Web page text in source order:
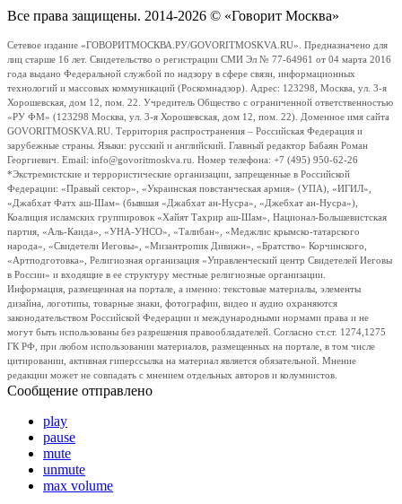
Все права защищены. 2014-2026 © «Говорит Москва»
Сетевое издание «ГОВОРИТМОСКВА.РУ/GOVORITMOSKVA.RU». Предназначено для
лиц старше 16 лет. Свидетельство о регистрации СМИ Эл № 77-64961 от 04 марта 2016
года выдано Федеральной службой по надзору в сфере связи, информационных
технологий и массовых коммуникаций (Роскомнадзор). Адрес: 123298, Москва, ул. 3-я
Хорошевская, дом 12, пом. 22. Учредитель Общество с ограниченной ответственностью
«РУ ФМ» (123298 Москва, ул. 3-я Хорошевская, дом 12, пом. 22). Доменное имя сайта
GOVORITMOSKVA.RU. Территория распространения – Российская Федерация и
зарубежные страны. Языки: русский и английский. Главный редактор Бабаян Роман
Георгиевич. Email: info@govoritmoskva.ru. Номер телефона: +7 (495) 950-62-26
*Экстремистские и террористические организации, запрещенные в Российской
Федерации: «Правый сектор», «Украинская повстанческая армия» (УПА), «ИГИЛ»,
«Джабхат Фатх аш-Шам» (бывшая «Джабхат ан-Нусра», «Джебхат ан-Нусра»),
Коалиция исламских группировок «Хайят Тахрир аш-Шам», Национал-Большевистская
партия, «Аль-Каида», «УНА-УНСО», «Талибан», «Меджлис крымско-татарского
народа», «Свидетели Иеговы», «Мизантропик Дивижн», «Братство» Корчинского,
«Артподготовка», Религиозная организация «Управленческий центр Свидетелей Иеговы
в России» и входящие в ее структуру местные религиозные организации.
Информация, размещенная на портале, а именно: текстовые материалы, элементы
дизайна, логотипы, товарные знаки, фотографии, видео и аудио охраняются
законодательством Российской Федерации и международными нормами права и не
могут быть использованы без разрешения правообладателей. Согласно ст.ст. 1274,1275
ГК РФ, при любом использовании материалов, размещенных на портале, в том числе
цитировании, активная гиперссылка на материал является обязательной. Мнение
редакции может не совпадать с мнением отдельных авторов и колумнистов.
Сообщение отправлено
play
pause
mute
unmute
max volume